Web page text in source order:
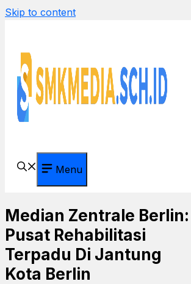
Skip to content
Menu
Median Zentrale Berlin:
Pusat Rehabilitasi
Terpadu Di Jantung
Kota Berlin